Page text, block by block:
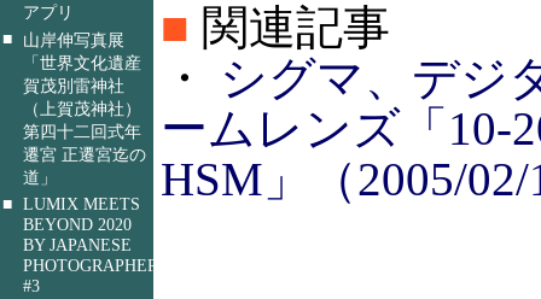
アプリ
■
山岸伸写真展
「世界文化遺産
賀茂別雷神社
（上賀茂神社）
第四十二回式年
遷宮 正遷宮迄の
道」
■ LUMIX MEETS
BEYOND 2020
BY JAPANESE
PHOTOGRAPHERS
#3
■ 関連記事
・ シグマ、デジ
ームレンズ「10-
HSM」（2005/02/